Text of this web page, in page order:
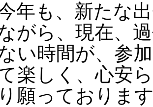
年も、新たな
がら、現在、
い時間が、参
楽しく、心安
願っておりま